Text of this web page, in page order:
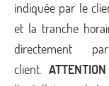
indiquée par le
et la tranche
directement
client. ATTENTION